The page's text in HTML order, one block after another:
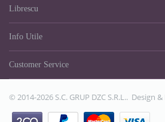
Librescu
Info Utile
Customer Service
© 2014-2026 S.C. GRUP DZC S.R.L.. Design